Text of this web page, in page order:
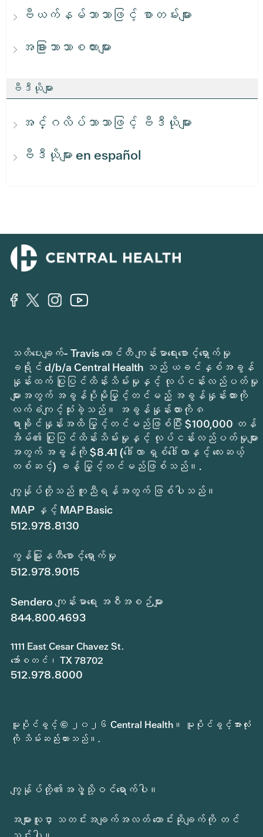
ဗီယက်နမ်ဘာသာဖြင့် စာတမ်းများ
အခြားဘာသာစကားများ
ဗီဒီယိုများ
အင်္ဂလိပ်ဘာသာဖြင့် ဗီဒီယိုများ
ဗီဒီယိုများ en español
သတိပေးချက်- Travis ကောင်တီ ကျန်းမာရေးစောင့်ရှောက်မှု
ခရိုင် d/b/a Central Health သည် ယခင်နှစ်အခွန်
နှုန်းထက် ပြုပြင်ထိန်းသိမ်းမှုနှင့် လုပ်ငန်းလည်ပတ်မှု
များအတွက် အခွန်ပိုမိုမြှင့်တင်မည့် အခွန်နှုန်းထားကို
လက်ခံကျင့်သုံးခဲ့သည်။ အခွန်နှုန်းထားကို ၈
ရာခိုင်နှုန်းအထိ မြှင့်တင်မည်ဖြစ်ပြီး $100,000 တန်
အိမ်၏ ပြုပြင်ထိန်းသိမ်းမှုနှင့် လုပ်ငန်းလည်ပတ်မှုများ
အတွက် အခွန်ကို $8.41 (ဒေါ်လာ ရှစ်ဒေါ်လာနှင့် လေးဆယ့်
တစ်ဆင့်) ခန့် မြှင့်တင်မည်ဖြစ်သည်။.
ကျွန်ုပ်တို့သည် ကူညီရန်အတွက် ဖြစ်ပါသည်။
MAP နှင့် MAP Basic
512.978.8130
ကွန်မြူနတီစောင့်ရှောက်မှု
512.978.9015
Sendero ကျန်းမာရေး အစီအစဉ်များ
844.800.4693
1111 East Cesar Chavez St.
အော်စတင်၊ TX 78702
512.978.8000
မူပိုင်ခွင့် © ၂၀၂၆ Central Health။ မူပိုင်ခွင့်အားလုံး
ကို သိမ်းဆည်းထားသည်။.
ကျွန်ုပ်တို့၏အဖွဲ့သို့ဝင်ရောက်ပါ။
အများသူငှာ သတင်းအချက်အလတ် တောင်းဆိုချက်ကို တင်